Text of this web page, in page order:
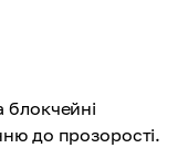
блокчейні
до прозорості.